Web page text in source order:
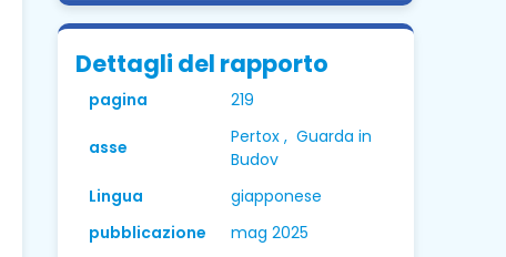
Dettagli del rapporto
pagina 219
asse
Pertox , Guarda in
Budov
Lingua
giapponese
pubblicazione
mag 2025